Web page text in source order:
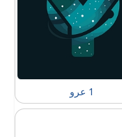
1 عرو